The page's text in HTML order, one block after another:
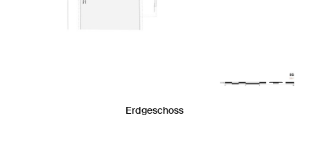
Erdgeschoss